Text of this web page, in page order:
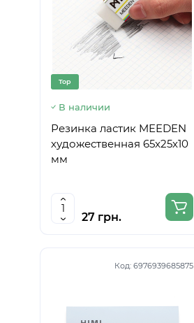
Top
В наличии
Резинка ластик MEEDEN
художественная 65x25x10
мм
27 грн.
Код: 6976939685875